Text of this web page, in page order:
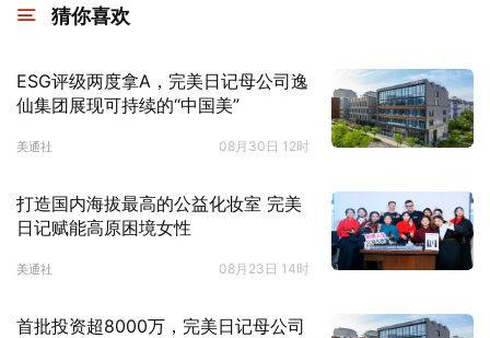
猜你喜欢
ESG评级两度拿A，完美日记母公司逸
仙集团展现可持续的“中国美”
美通社 08月30日 12时
打造国内海拔最高的公益化妆室 完美
日记赋能高原困境女性
美通社 08月23日 14时
首批投资超8000万，完美日记母公司